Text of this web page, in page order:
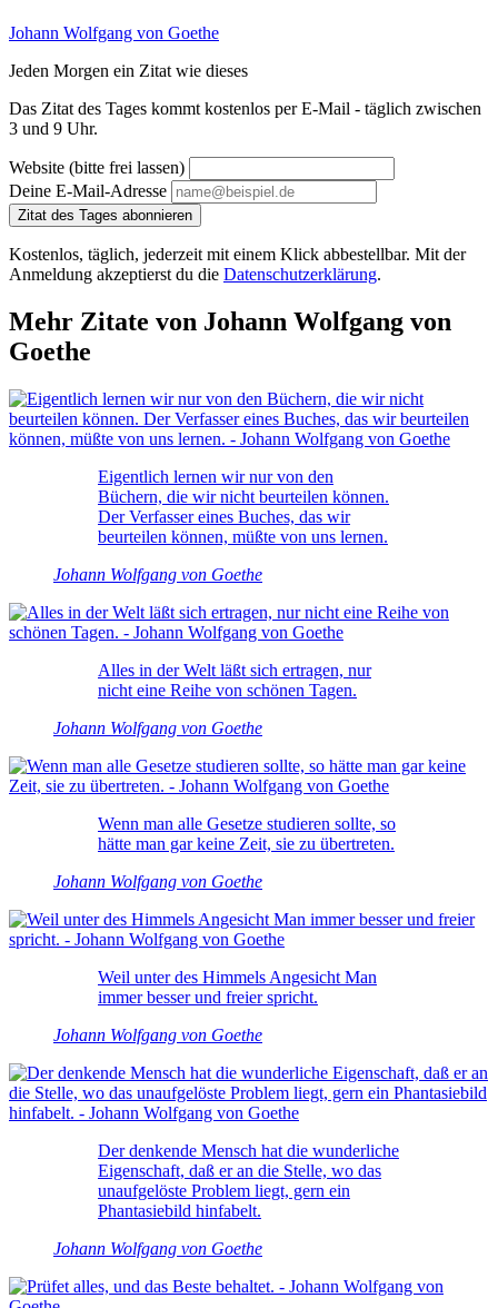
Johann Wolfgang von Goethe
Jeden Morgen ein Zitat wie dieses
Das Zitat des Tages kommt kostenlos per E-Mail - täglich zwischen
3 und 9 Uhr.
Website (bitte frei lassen)
Deine E-Mail-Adresse
Zitat des Tages abonnieren
Kostenlos, täglich, jederzeit mit einem Klick abbestellbar. Mit der
Anmeldung akzeptierst du die Datenschutzerklärung.
Mehr Zitate von Johann Wolfgang von
Goethe
Eigentlich lernen wir nur von den
Büchern, die wir nicht beurteilen können.
Der Verfasser eines Buches, das wir
beurteilen können, müßte von uns lernen.
Johann Wolfgang von Goethe
Alles in der Welt läßt sich ertragen, nur
nicht eine Reihe von schönen Tagen.
Johann Wolfgang von Goethe
Wenn man alle Gesetze studieren sollte, so
hätte man gar keine Zeit, sie zu übertreten.
Johann Wolfgang von Goethe
Weil unter des Himmels Angesicht Man
immer besser und freier spricht.
Johann Wolfgang von Goethe
Der denkende Mensch hat die wunderliche
Eigenschaft, daß er an die Stelle, wo das
unaufgelöste Problem liegt, gern ein
Phantasiebild hinfabelt.
Johann Wolfgang von Goethe